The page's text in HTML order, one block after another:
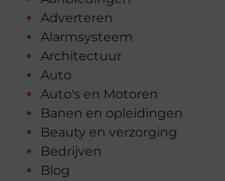
Adverteren
Alarmsysteem
Architectuur
Auto
Auto's en Motoren
Banen en opleidingen
Beauty en verzorging
Bedrijven
Blog